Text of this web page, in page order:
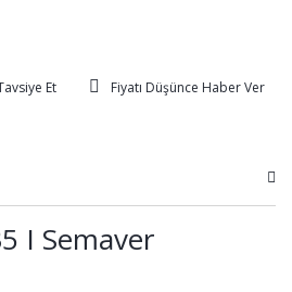
Et
Fiyatı Düşünce Haber Ver
I Semaver